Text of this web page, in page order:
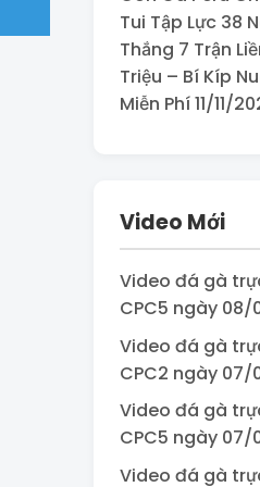
Tui Tập Lực 38
Thắng 7 Trận
Triệu – Bí Kíp
Miễn Phí 11/11/
Video Mới
Video đá gà
CPC5 ngày 08/
Video đá gà
CPC2 ngày 07/
Video đá gà
CPC5 ngày 07/
Video đá gà